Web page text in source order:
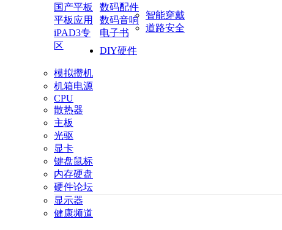
国产平板
数码配件
平板应用
数码音响
iPAD3专
区
电子书
智能穿戴
道路安全
DIY硬件
模拟攒机
机箱电源
CPU
散热器
主板
光驱
显卡
键盘鼠标
内存硬盘
硬件论坛
显示器
健康频道